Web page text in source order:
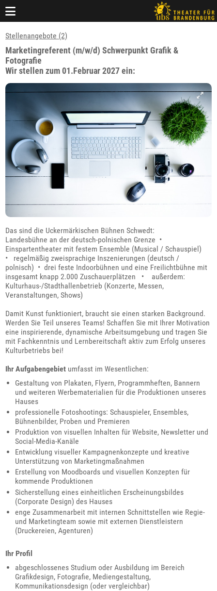
Stellenangebote (2)
Marketingreferent (m/w/d) Schwerpunkt Grafik &
Fotografie
Wir stellen zum 01.Februar 2027 ein:
Das sind die Uckermärkischen Bühnen Schwedt:
Landesbühne an der deutsch-polnischen Grenze •
Einspartentheater mit festem Ensemble (Musical / Schauspiel)
• regelmäßig zweisprachige Inszenierungen (deutsch /
polnisch) • drei feste Indoorbühnen und eine Freilichtbühne mit
insgesamt knapp 2.000 Zuschauerplätzen • außerdem:
Kulturhaus-/Stadthallenbetrieb (Konzerte, Messen,
Veranstaltungen, Shows)
Damit Kunst funktioniert, braucht sie einen starken Background.
Werden Sie Teil unseres Teams! Schaffen Sie mit Ihrer Motivation
eine inspirierende, dynamische Arbeitsumgebung und tragen Sie
mit Fachkenntnis und Lernbereitschaft aktiv zum Erfolg unseres
Kulturbetriebs bei!
Ihr Aufgabengebiet umfasst im Wesentlichen:
Gestaltung von Plakaten, Flyern, Programmheften, Bannern
und weiteren Werbematerialien für die Produktionen unseres
Hauses
professionelle Fotoshootings: Schauspieler, Ensembles,
Bühnenbilder, Proben und Premieren
Produktion von visuellen Inhalten für Website, Newsletter und
Social-Media-Kanäle
Entwicklung visueller Kampagnenkonzepte und kreative
Unterstützung von Marketingmaßnahmen
Erstellung von Moodboards und visuellen Konzepten für
kommende Produktionen
Sicherstellung eines einheitlichen Erscheinungsbildes
(Corporate Design) des Hauses
enge Zusammenarbeit mit internen Schnittstellen wie Regie-
und Marketingteam sowie mit externen Dienstleistern
(Druckereien, Agenturen)
Ihr Profil
abgeschlossenes Studium oder Ausbildung im Bereich
Grafikdesign, Fotografie, Mediengestaltung,
Kommunikationsdesign (oder vergleichbar)